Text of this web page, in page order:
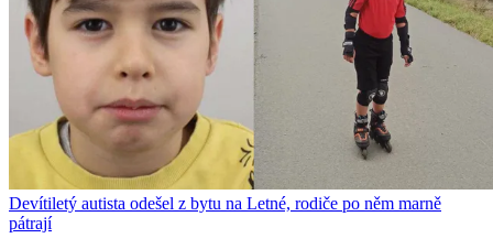
Devítiletý autista odešel z bytu na Letné, rodiče po něm marně
pátrají